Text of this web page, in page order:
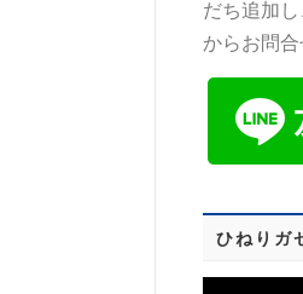
だち追加
からお問合
ひねりガ